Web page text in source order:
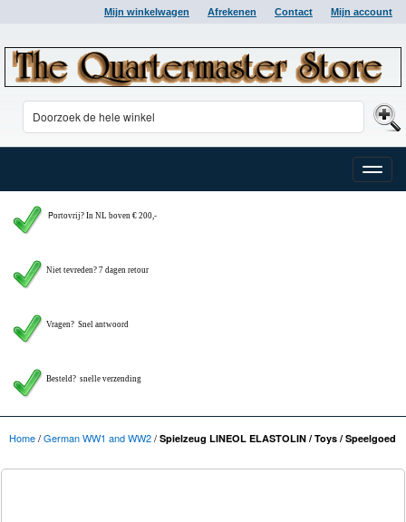
Mijn winkelwagen Afrekenen Contact Mijn account
Toggle
Portovrij? In NL boven € 200,-
Niet tevreden? 7 dagen retour
Vragen? Snel antwoord
Besteld? snelle verzending
Home/German WW1 and WW2/ Spielzeug LINEOL ELASTOLIN / Toys / Speelgoed